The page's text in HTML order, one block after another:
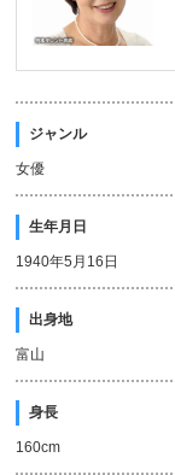
ジャンル
女優
生年月日
1940年5月16日
出身地
富山
身長
160cm